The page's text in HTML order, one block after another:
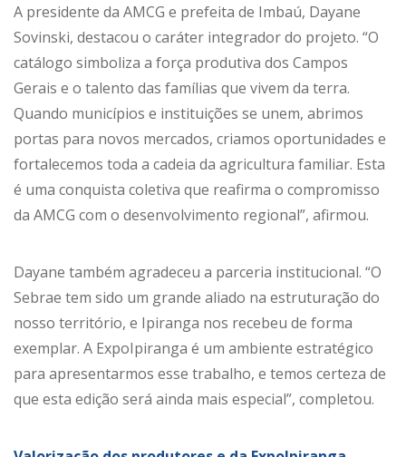
A presidente da AMCG e prefeita de Imbaú, Dayane
Sovinski, destacou o caráter integrador do projeto. “O
catálogo simboliza a força produtiva dos Campos
Gerais e o talento das famílias que vivem da terra.
Quando municípios e instituições se unem, abrimos
portas para novos mercados, criamos oportunidades e
fortalecemos toda a cadeia da agricultura familiar. Esta
é uma conquista coletiva que reafirma o compromisso
da AMCG com o desenvolvimento regional”, afirmou.
Dayane também agradeceu a parceria institucional. “O
Sebrae tem sido um grande aliado na estruturação do
nosso território, e Ipiranga nos recebeu de forma
exemplar. A ExpoIpiranga é um ambiente estratégico
para apresentarmos esse trabalho, e temos certeza de
que esta edição será ainda mais especial”, completou.